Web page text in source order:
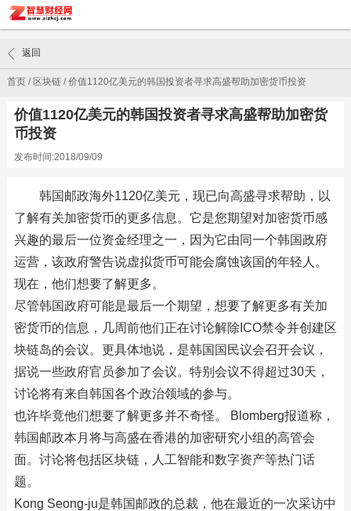
首页/ 区块链/价值1120亿美元的韩国投资者寻求高盛帮助加密货币投资
返回
价值1120亿美元的韩国投资者寻求高盛帮助加密货
币投资
发布时间:2018/09/09
韩国邮政海外1120亿美元，现已向高盛寻求帮助，以
了解有关加密货币的更多信息。它是您期望对加密货币感
兴趣的最后一位资金经理之一，因为它由同一个韩国政府
运营，该政府警告说虚拟货币可能会腐蚀该国的年轻人。
现在，他们想要了解更多。
尽管韩国政府可能是最后一个期望，想要了解更多有关加
密货币的信息，几周前他们正在讨论解除ICO禁令并创建区
块链岛的会议。更具体地说，是韩国国民议会召开会议，
据说一些政府官员参加了会议。特别会议不得超过30天，
讨论将有来自韩国各个政治领域的参与。
也许毕竟他们想要了解更多并不奇怪。 Blomberg报道称，
韩国邮政本月将与高盛在香港的加密研究小组的高管会
面。讨论将包括区块链，人工智能和数字资产等热门话
题。
Kong Seong-ju是韩国邮政的总裁，他在最近的一次采访中